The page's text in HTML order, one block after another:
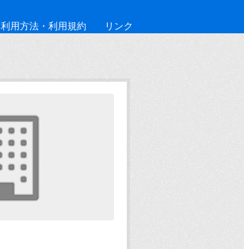
利用方法・利用規約 リンク